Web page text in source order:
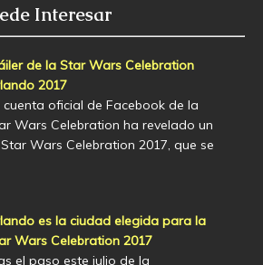
Interesar
de la Star Wars Celebration
2017
cuenta oficial de Facebook de la
Wars Celebration ha revelado un
Wars Celebration 2017, que se
es la ciudad elegida para la
Wars Celebration 2017
el paso este julio de la